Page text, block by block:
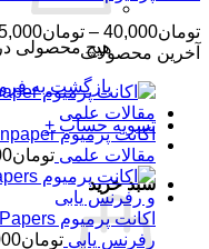
هیچ محصولی
بازگشت به
تسویه حساب +
سبد خرید
تومان40,000
– تومان
آخرین محصولات
مقالات علمی تومان
رفرنس یابی تومان